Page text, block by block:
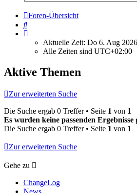
Foren-Übersicht
Suche
Aktuelle Zeit: Do 6. Aug
Alle Zeiten sind UTC+02:00
Aktive Themen
Zur erweiterten Suche
Die Suche ergab 0 Treffer • Seite 1 von 1
Es wurden keine passenden Ergebnisse
Die Suche ergab 0 Treffer • Seite 1 von 1
Zur erweiterten Suche
Gehe zu
ChangeLog